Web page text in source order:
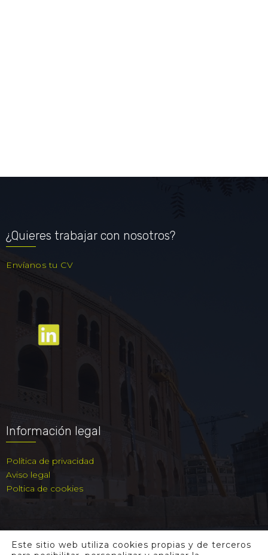
¿Quieres trabajar con nosotros?
Envíanos tu CV
Información legal
Política de privacidad
Aviso legal
Poltica de cookies
Este sitio web utiliza cookies propias y de terceros